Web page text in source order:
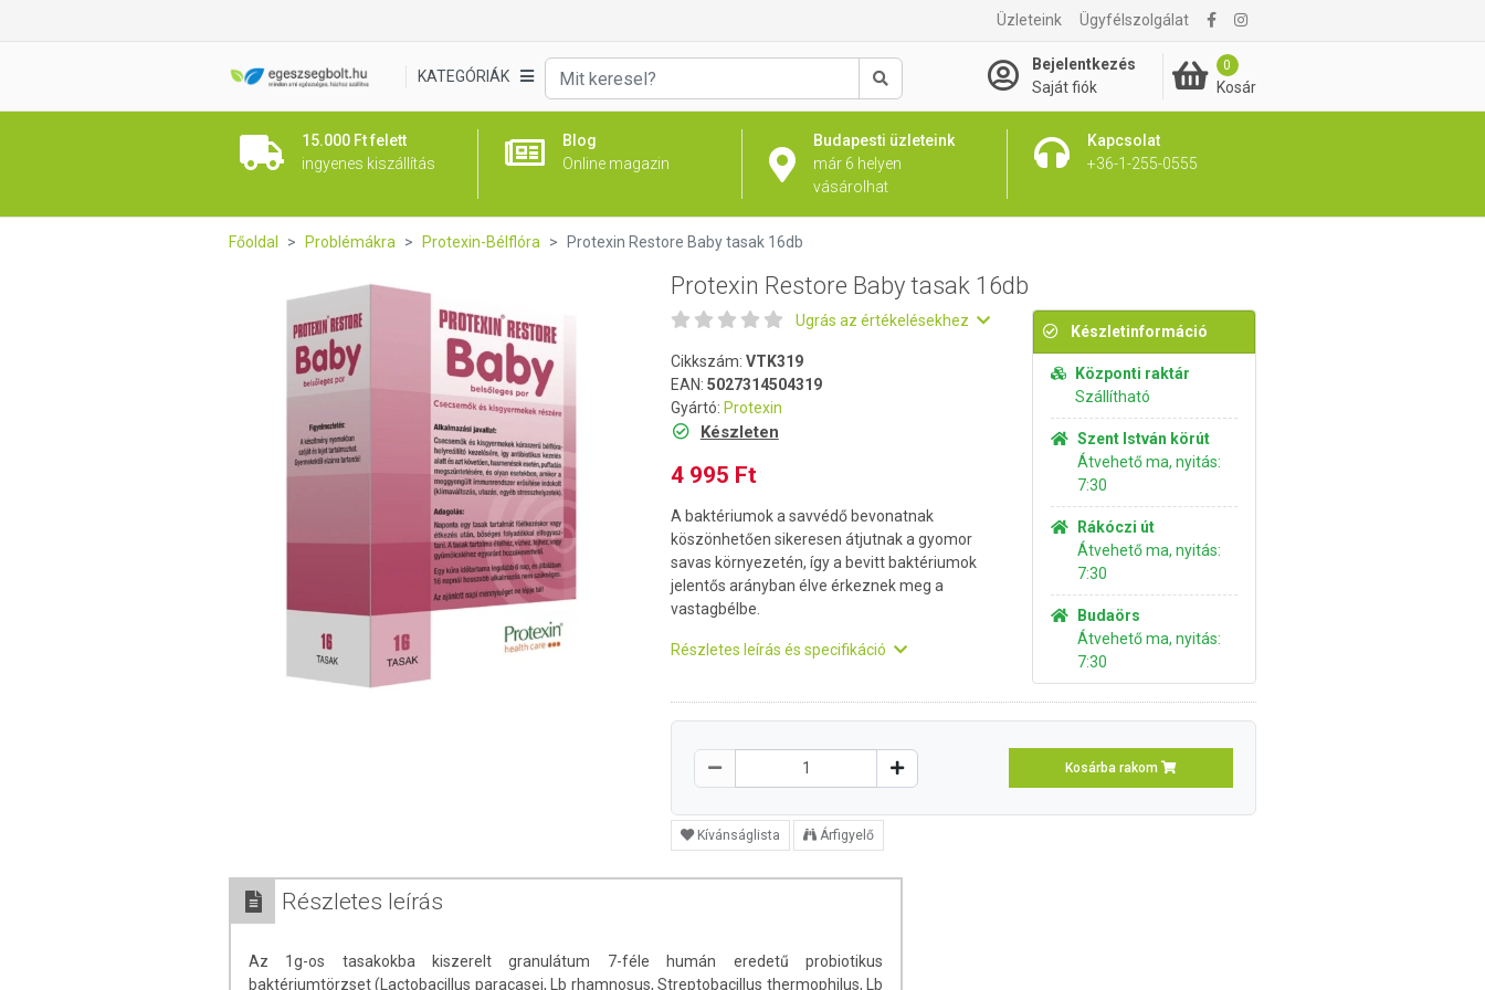
Üzleteink Ügyfélszolgálat
KATEGÓRIÁK
Keresés
Bejelentkezés
Saját fiók
0
Kosár
15.000 Ft felett
ingyenes kiszállítás
Blog
Online magazin
Budapesti üzleteink
már 6 helyen
vásárolhat
Kapcsolat
+36-1-255-0555
4 995 Ft Kosárba rakom
Főoldal Problémákra Protexin-Bélflóra Protexin Restore Baby tasak 16db
Protexin Restore Baby tasak 16db
Ugrás az értékelésekhez
Cikkszám: VTK319
EAN: 5027314504319
Gyártó: Protexin
Készleten
4 995 Ft
A baktériumok a savvédő bevonatnak
köszönhetően sikeresen átjutnak a gyomor
savas környezetén, így a bevitt baktériumok
jelentős arányban élve érkeznek meg a
vastagbélbe.
Részletes leírás és specifikáció
Készletinformáció
Központi raktár
Szállítható
Szent István körút
Átvehető ma, nyitás:
7:30
Rákóczi út
Átvehető ma, nyitás:
7:30
Budaörs
Átvehető ma, nyitás:
7:30
Kosárba rakom
Kívánságlista Árfigyelő
Részletes leírás
Az 1g-os tasakokba kiszerelt granulátum 7-féle humán eredetű probiotikus
baktériumtörzset (Lactobacillus paracasei, Lb rhamnosus, Streptobacillus thermophilus, Lb